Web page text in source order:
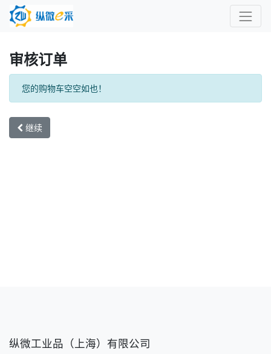
审核订单
您的购物车空空如也！
继续
纵微工业品（上海）有限公司